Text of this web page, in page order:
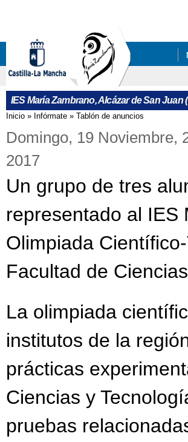
IES María Zambrano, Alcázar de San Juan
Se encuentra usted aquí
Inicio » Infórmate » Tablón de anuncios
Domingo, 19 Noviembre,
2017
Un grupo de tres
representado al IES
Olimpiada
Facultad de
La olimpiada
institutos de la
prácticas
Ciencias y
pruebas